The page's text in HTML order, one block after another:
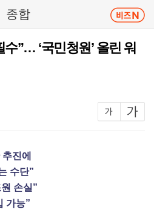
종합
”… ‘국민청원’ 올린 워
진에
수단”
손실”
가능”